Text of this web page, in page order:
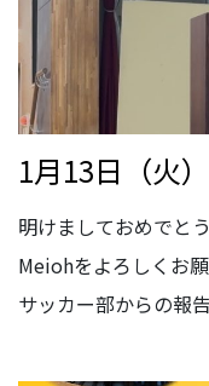
1月13日（火）
明けましておめでと
Meiohをよろしくお
サッカー部からの報